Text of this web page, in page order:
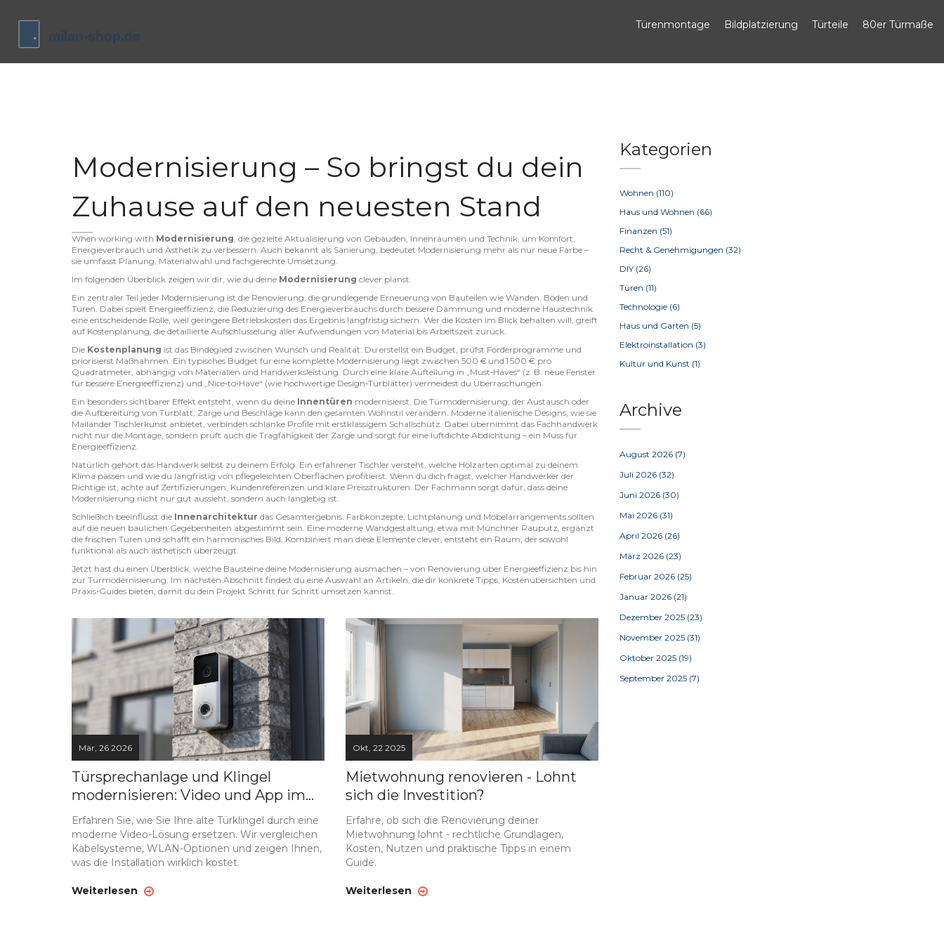
Türenmontage Bildplatzierung Türteile 80er Türmaße
Modernisierung – So bringst du dein
Zuhause auf den neuesten Stand
When working with Modernisierung, die gezielte Aktualisierung von Gebäuden, Innenräumen und Technik, um Komfort,
Energieverbrauch und Ästhetik zu verbessern. Auch bekannt als Sanierung, bedeutet Modernisierung mehr als nur neue Farbe –
sie umfasst Planung, Materialwahl und fachgerechte Umsetzung.
Im folgenden Überblick zeigen wir dir, wie du deine Modernisierung clever planst.
Ein zentraler Teil jeder Modernisierung ist die Renovierung, die grundlegende Erneuerung von Bauteilen wie Wänden, Böden und
Türen. Dabei spielt Energieeffizienz, die Reduzierung des Energieverbrauchs durch bessere Dämmung und moderne Haustechnik
eine entscheidende Rolle, weil geringere Betriebskosten das Ergebnis langfristig sichern. Wer die Kosten im Blick behalten will, greift
auf Kostenplanung, die detaillierte Aufschlüsselung aller Aufwendungen von Material bis Arbeitszeit zurück.
Die Kostenplanung ist das Bindeglied zwischen Wunsch und Realität: Du erstellst ein Budget, prüfst Förderprogramme und
priorisierst Maßnahmen. Ein typisches Budget für eine komplette Modernisierung liegt zwischen 500 € und 1 500 € pro
Quadratmeter, abhängig von Materialien und Handwerksleistung. Durch eine klare Aufteilung in „Must‑Haves“ (z. B. neue Fenster
für bessere Energieeffizienz) und „Nice‑to‑Have“ (wie hochwertige Design‑Türblätter) vermeidest du Überraschungen.
Ein besonders sichtbarer Effekt entsteht, wenn du deine Innentüren modernisierst. Die Türmodernisierung, der Austausch oder
die Aufbereitung von Türblatt, Zarge und Beschläge kann den gesamten Wohnstil verändern. Moderne italienische Designs, wie sie
Mailänder Tischlerkunst anbietet, verbinden schlanke Profile mit erstklassigem Schallschutz. Dabei übernimmt das Fachhandwerk
nicht nur die Montage, sondern prüft auch die Tragfähigkeit der Zarge und sorgt für eine luftdichte Abdichtung – ein Muss für
Energieeffizienz.
Natürlich gehört das Handwerk selbst zu deinem Erfolg. Ein erfahrener Tischler versteht, welche Holzarten optimal zu deinem
Klima passen und wie du langfristig von pflegeleichten Oberflächen profitierst. Wenn du dich fragst, welcher Handwerker der
Richtige ist, achte auf Zertifizierungen, Kundenreferenzen und klare Preisstrukturen. Der Fachmann sorgt dafür, dass deine
Modernisierung nicht nur gut aussieht, sondern auch langlebig ist.
Schließlich beeinflusst die Innenarchitektur das Gesamtergebnis: Farbkonzepte, Lichtplanung und Möbelarrangements sollten
auf die neuen baulichen Gegebenheiten abgestimmt sein. Eine moderne Wandgestaltung, etwa mit Münchner Rauputz, ergänzt
die frischen Türen und schafft ein harmonisches Bild. Kombiniert man diese Elemente clever, entsteht ein Raum, der sowohl
funktional als auch ästhetisch überzeugt.
Jetzt hast du einen Überblick, welche Bausteine deine Modernisierung ausmachen – von Renovierung über Energieeffizienz bis hin
zur Türmodernisierung. Im nächsten Abschnitt findest du eine Auswahl an Artikeln, die dir konkrete Tipps, Kostenübersichten und
Praxis‑Guides bieten, damit du dein Projekt Schritt für Schritt umsetzen kannst.
Mär, 26 2026
Türsprechanlage und Klingel
modernisieren: Video und App im
Vergleich
Erfahren Sie, wie Sie Ihre alte Türklingel durch eine
moderne Video-Lösung ersetzen. Wir vergleichen
Kabelsysteme, WLAN-Optionen und zeigen Ihnen,
was die Installation wirklich kostet.
Weiterlesen
Okt, 22 2025
Mietwohnung renovieren - Lohnt
sich die Investition?
Erfahre, ob sich die Renovierung deiner
Mietwohnung lohnt - rechtliche Grundlagen,
Kosten, Nutzen und praktische Tipps in einem
Guide.
Weiterlesen
Kategorien
Wohnen (110)
Haus und Wohnen (66)
Finanzen (51)
Recht & Genehmigungen (32)
DIY (26)
Türen (11)
Technologie (6)
Haus und Garten (5)
Elektroinstallation (3)
Kultur und Kunst (1)
Archive
August 2026 (7)
Juli 2026 (32)
Juni 2026 (30)
Mai 2026 (31)
April 2026 (26)
März 2026 (23)
Februar 2026 (25)
Januar 2026 (21)
Dezember 2025 (23)
November 2025 (31)
Oktober 2025 (19)
September 2025 (7)